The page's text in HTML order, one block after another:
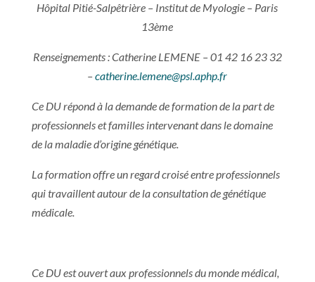
Hôpital Pitié-Salpêtrière – Institut de Myologie – Paris
13ème
Renseignements : Catherine LEMENE – 01 42 16 23 32
–catherine.lemene@psl.aphp.fr
Ce DU répond à la demande de formation de la part de
professionnels et familles intervenant dans le domaine
de la maladie d’origine génétique.
La formation offre un regard croisé entre professionnels
qui travaillent autour de la consultation de génétique
médicale.
Ce DU est ouvert aux professionnels du monde médical,